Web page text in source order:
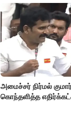
அமைச்சர் நிர்மல்
கொந்தளித்த